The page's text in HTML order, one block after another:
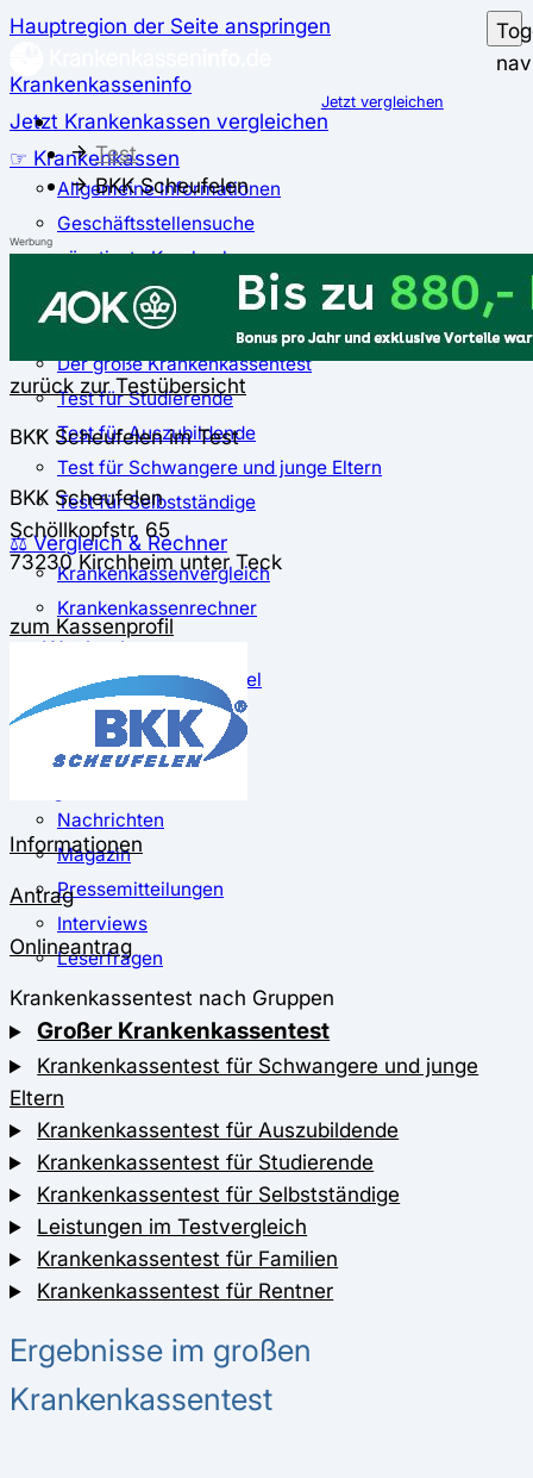
Hauptregion der Seite anspringen
Krankenkasseninfo
Jetzt Krankenkassen vergleichen
☞ Krankenkassen
Allgemeine Informationen
Geschäftsstellensuche
günstigste Krankenkassen
Zusatzbeitrag
✅ Krankenkassen Test
Der große Krankenkassentest
Test für Studierende
Test für Auszubildende
Test für Schwangere und junge Eltern
Test für Selbstständige
⚖️ Vergleich & Rechner
Krankenkassenvergleich
Krankenkassenrechner
↔ Wechsel
Krankenkassenwechsel
Kündigung
Musterkündigung
Nachrichten
Magazin
Pressemitteilungen
Interviews
Leserfragen
Jetzt vergleichen
Test
BKK Scheufelen
Werbung
zurück zur Testübersicht
BKK Scheufelen im Test
BKK Scheufelen
Schöllkopfstr. 65
73230 Kirchheim unter Teck
zum Kassenprofil
Informationen
Antrag
Onlineantrag
Krankenkassentest nach Gruppen
Großer Krankenkassentest
Krankenkassentest für Schwangere und junge
Eltern
Krankenkassentest für Auszubildende
Krankenkassentest für Studierende
Krankenkassentest für Selbstständige
Leistungen im Testvergleich
Krankenkassentest für Familien
Krankenkassentest für Rentner
Ergebnisse im großen
Krankenkassentest